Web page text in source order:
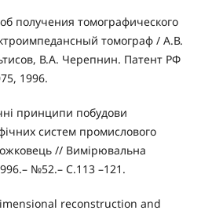
получения томографического
томограф / А.В.
В.А. Черепнин. Патент РФ
1996.
принципи побудови
систем промислового
// Вимірювальна
№52.– С.113 –121.
reconstruction and